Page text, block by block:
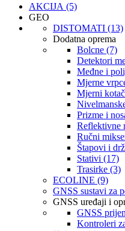
AKCIJA (5)
GEO
DISTOMATI (13)
Dodatna oprema
Bolcne (7)
Detektori
Međne i
Mjerne
Mjerni
Prizme i
Reflektivne
Ručni
Štapovi i
Stativi (17)
Trasirke (3)
ECOLINE (9)
GNSS sustavi za
GNSS uređaji i
GNSS
Kontroleri